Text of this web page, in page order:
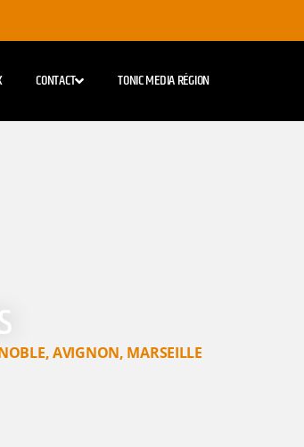
CONTACT TONIC MEDIA RÉGION
,AVIGNON, MARSEILLE